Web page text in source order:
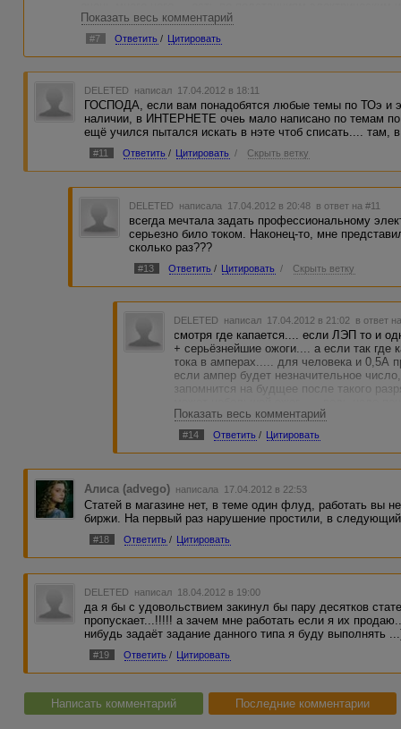
электрических машин, а также есть темы из более
темы есть на транзисторы, диоды, усилители, и т.п.
примерно из данных подразделов, то она для вас
суток.... это не кидалово... это темы от репитоторов и от
которые подготавливали меня к курсовому проекту и
несматрите на коментари, к статьям я отношусь очень
отклонений или погрешностей... ОБРАЩАЙТЕСЬ!
Показать весь комментарий
#7 Ответить / Цитировать
DELETED написал 17.04.2012 в 18:11
ГОСПОДА, если вам понадобятся любые темы по ТОэ и
наличии, в ИНТЕРНЕТЕ очеь мало написано по темам по
ещё учился пытался искать в нэте чтоб списать.... там,
#11 Ответить / Цитировать / Скрыть ветку
DELETED написала 17.04.2012 в 20:48 в ответ на #11
всегда мечтала задать профессиональному
серьезно било током. Наконец-то, мне
сколько раз???
#13 Ответить / Цитировать / Скрыть ветку
DELETED написал 17.04.2012 в 21:02 в ответ
смотря где капается.... если ЛЭП то и
+ серьёзнейшие ожоги.... а если так где
тока в амперах..... для человека и 0,5А
если ампер будет незначительное
запомнится на будщее после такого
элементом является сила тока, ну и
от друга....=)
Показать весь комментарий
#14 Ответить / Цитировать
Алиса (advego) написала 17.04.2012 в 22:53
Статей в магазине нет, в теме один флуд, работать вы
биржи. На первый раз нарушение простили, в
#18 Ответить / Цитировать
DELETED написал 18.04.2012 в 19:00
да я бы с удовольствием закинул бы пару десятков
пропускает...!!!!! а зачем мне работать если я их
нибудь задаёт задание данного типа я буду выполнять
#19 Ответить / Цитировать
Написать комментарий Последние комментарии